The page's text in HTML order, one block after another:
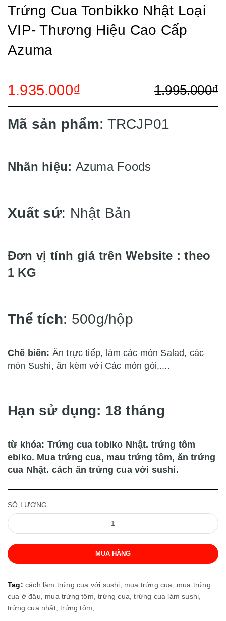
Trứng Cua Tonbikko Nhật Loại
VIP- Thương Hiệu Cao Cấp
Azuma
1.935.000₫ 1.995.000₫
Mã sản phẩm: TRCJP01
Nhãn hiệu: Azuma Foods
Xuất sứ: Nhật Bản
Đơn vị tính giá trên Website : theo
1 KG
Thể tích: 500g/hộp
Chế biến: Ăn trực tiếp, làm các món Salad, các
món Sushi, ăn kèm với Các món gỏi,....
Hạn sử dụng: 18 tháng
từ khóa: Trứng cua tobiko Nhật. trứng tôm
ebiko. Mua trứng cua, mau trứng tôm, ăn trứng
cua Nhật. cách ăn trứng cua với sushi.
SỐ LƯỢNG
MUA HÀNG
Tag: cách làm trứng cua với sushi, mua trứng cua, mua trứng
cua ở đâu, mua trứng tôm,trứng cua,trứng cua làm sushi,
trứng cua nhật,trứng tôm,